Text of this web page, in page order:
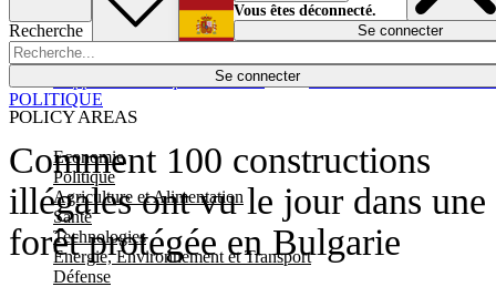
Recherche
Se connecter
POLICY AREAS
Economie
Politique
Agriculture et Alimentation
Santé
Technologies
Energie, Environnement et Transport
Défense
Économie
Español
Vous êtes déconnecté.
Se connecter
Comment 100 constructions
illégales ont vu le jour dans une
forêt protégée en Bulgarie
POLITIQUE